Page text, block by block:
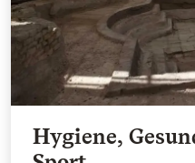
Hygiene,